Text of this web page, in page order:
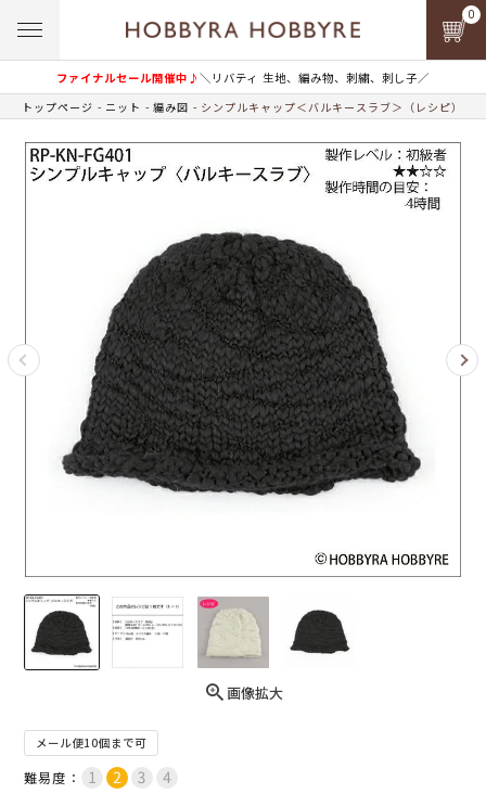
ファイナルセール開催中♪＼リバティ 生地、編み物、刺繍、刺し子／
0
トップページ ニット 編み図 シンプルキャップ＜バルキースラブ＞（レシピ）
画像拡大
メール便10個まで可
難易度：